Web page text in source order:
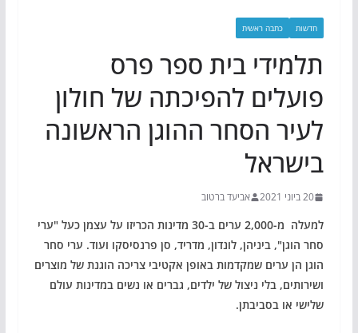
חדשות כתבה ראשית
תלמידי בית ספר פרס
פועלים להפיכתה של חולון
לעיר הסחר ההוגן הראשונה
בישראל
20 ביוני 2021 אביעד ברטוב
למעלה מ-2,000 ערים ב-30 מדינות הכריזו על עצמן כעל "ערי
סחר הוגן", ביניהן, לונדון, מדריד, סן פרנסיסקו ועוד. ערי סחר
הוגן הן ערים שמקדמות באופן אקטיבי צריכה הוגנת של מוצרים
ושירותים, בלי ניצול של ילדים, גברים או נשים במדינות עולם
שלישי או בסביבתן.